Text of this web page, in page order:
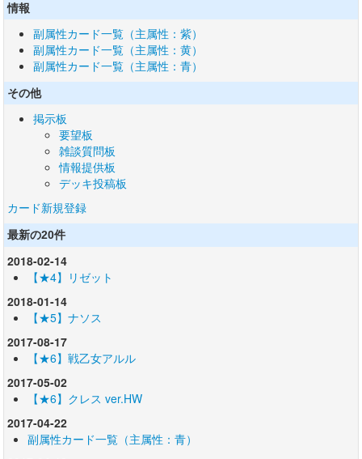
情報
副属性カード一覧（主属性：紫）
副属性カード一覧（主属性：黄）
副属性カード一覧（主属性：青）
その他
掲示板
要望板
雑談質問板
情報提供板
デッキ投稿板
カード新規登録
最新の20件
2018-02-14
【★4】リゼット
2018-01-14
【★5】ナソス
2017-08-17
【★6】戦乙女アルル
2017-05-02
【★6】クレス ver.HW
2017-04-22
副属性カード一覧（主属性：青）